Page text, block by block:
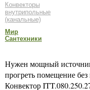
Конвекторы
внутрипольные
(канальные)
Мир
Сантехники
Нужен мощный
прогреть помещение
Конвектор